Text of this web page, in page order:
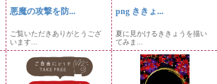
悪魔の攻撃を防...
ご覧いただきありがとうござ
います...
png ききょ...
夏に見かけるききょうを描い
てみま...